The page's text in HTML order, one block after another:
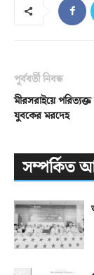
পূর্ববর্তী নিবন্ধ
মীরসরাইয়ে
যুবকের মরদেহ
সম্পর্কিত